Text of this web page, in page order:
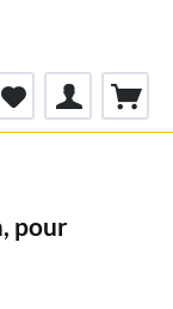
pour